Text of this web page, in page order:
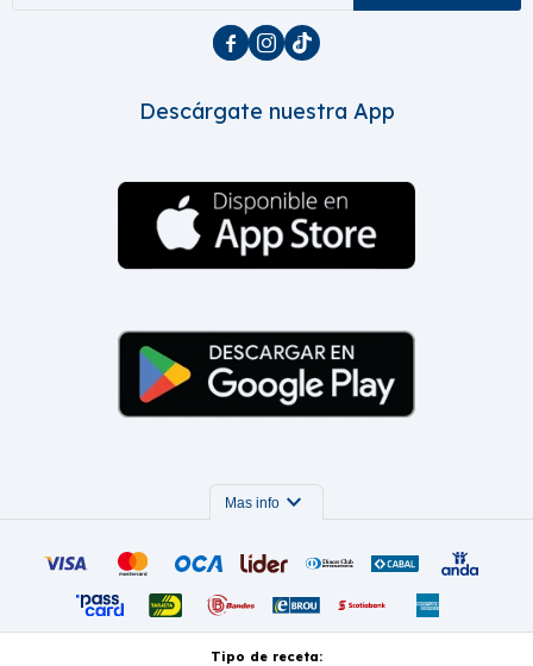
Tipo de receta:
  
Descárgate nuestra App
Mas info expand_more